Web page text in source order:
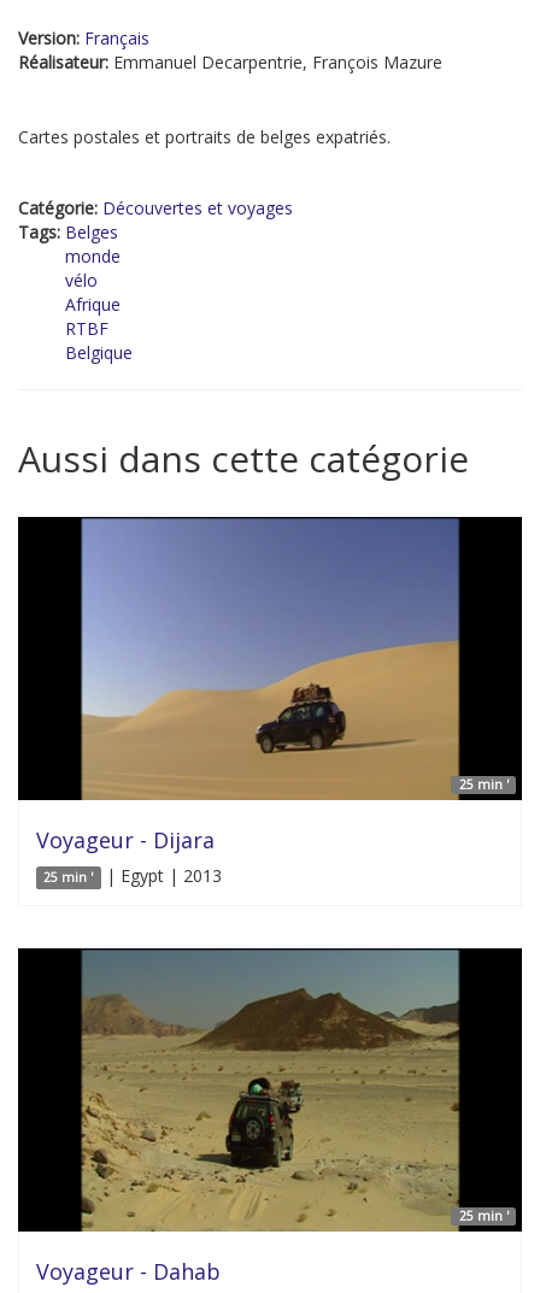
Version: Français
Réalisateur: Emmanuel Decarpentrie, François Mazure
Cartes postales et portraits de belges expatriés.
Catégorie: Découvertes et voyages
Tags: Belges
monde
vélo
Afrique
RTBF
Belgique
Aussi dans cette catégorie
25 min '
Voyageur - Dijara
25 min ' | Egypt | 2013
25 min '
Voyageur - Dahab